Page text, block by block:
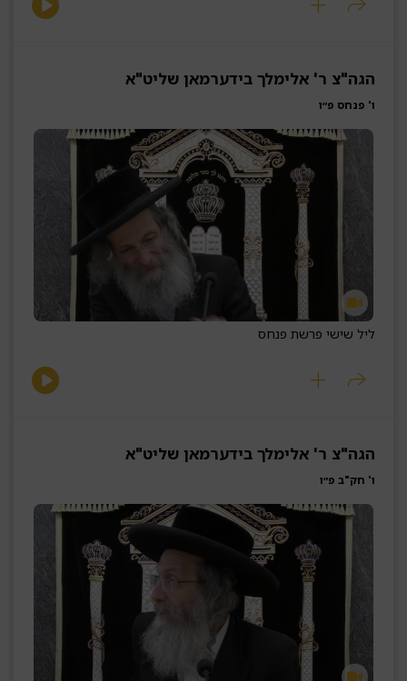
הגה"צ ר' אלימלך בידערמאן שליט"א
ו' פנחס פ״ו
ליל שישי פרשת פנחס
הגה"צ ר' אלימלך בידערמאן שליט"א
ו' חק"ב פ״ו